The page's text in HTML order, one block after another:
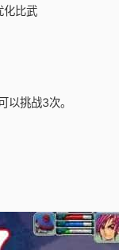
化比武
挑战3次。